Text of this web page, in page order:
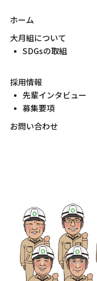
ホーム
大月組について
SDGsの取組
採用情報
先輩インタビュー
募集要項
お問い合わせ